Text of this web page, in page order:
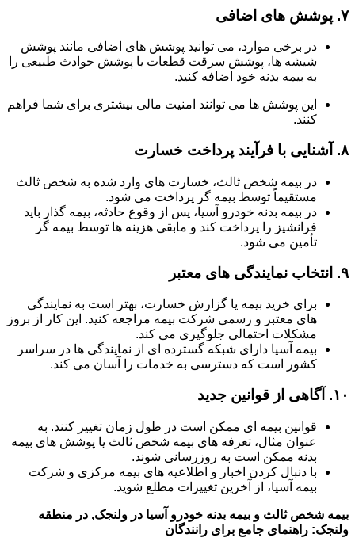
۷. پوشش های اضافی
در برخی موارد، می توانید پوشش های اضافی مانند پوشش
شیشه ها، پوشش سرقت قطعات یا پوشش حوادث طبیعی را
به بیمه بدنه خود اضافه کنید.
این پوشش ها می توانند امنیت مالی بیشتری برای شما فراهم
کنند.
۸. آشنایی با فرآیند پرداخت خسارت
در بیمه شخص ثالث، خسارت های وارد شده به شخص ثالث
مستقیماً توسط بیمه گر پرداخت می شود.
در بیمه بدنه خودرو آسیا، پس از وقوع حادثه، بیمه گذار باید
فرانشیز را پرداخت کند و مابقی هزینه ها توسط بیمه گر
تأمین می شود.
۹. انتخاب نمایندگی های معتبر
برای خرید بیمه یا گزارش خسارت، بهتر است به نمایندگی
های معتبر و رسمی شرکت بیمه مراجعه کنید. این کار از بروز
مشکلات احتمالی جلوگیری می کند.
بیمه آسیا دارای شبکه گسترده ای از نمایندگی ها در سراسر
کشور است که دسترسی به خدمات را آسان می کند.
۱۰. آگاهی از قوانین جدید
قوانین بیمه ای ممکن است در طول زمان تغییر کنند. به
عنوان مثال، تعرفه های بیمه شخص ثالث یا پوشش های بیمه
بدنه ممکن است به روزرسانی شوند.
با دنبال کردن اخبار و اطلاعیه های بیمه مرکزی و شرکت
بیمه آسیا، از آخرین تغییرات مطلع شوید.
بیمه شخص ثالث و بیمه بدنه خودرو آسیا در ولنجک, در منطقه
ولنجک: راهنمای جامع برای رانندگان